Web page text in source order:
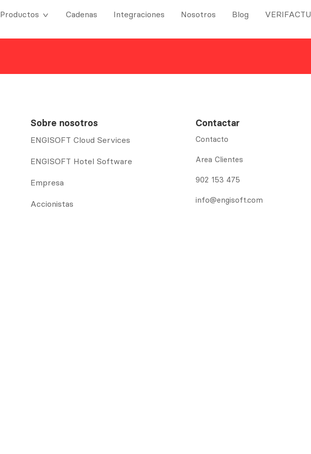
Productos Cadenas Integraciones Nosotros Blog VERIFACTU
Sobre nosotros
ENGISOFT Cloud Services
ENGISOFT Hotel Software
Empresa
Accionistas
Contactar
Contacto
Area Clientes
902 153 475
info@engisoft.com